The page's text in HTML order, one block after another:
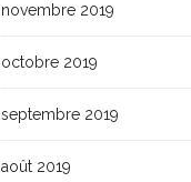
novembre 2019
octobre 2019
septembre 2019
août 2019